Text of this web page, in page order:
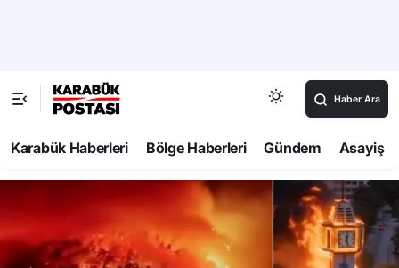
Gündem Asayiş
Haberler Karabük 99
Yapay zeka destekli yangın videosu